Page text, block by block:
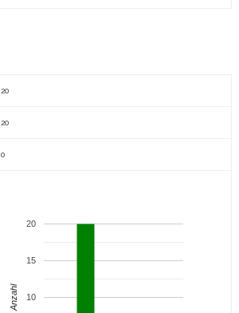
20
20
0
10
15
20
Anzahl